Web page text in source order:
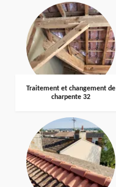
Traitement et changement de
charpente 32